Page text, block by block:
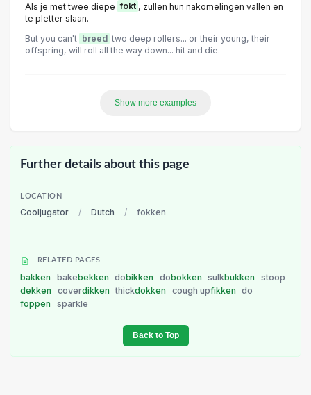
Als je met twee diepe fokt , zullen hun nakomelingen vallen en
te pletter slaan.
But you can't breed two deep rollers... or their young, their
offspring, will roll all the way down... hit and die.
Show more examples
Further details about this page
LOCATION
Cooljugator / Dutch / fokken
RELATED PAGES
bakken bakebekken dobikken dobokken sulkbukken
stoop
dekken
coverdikken thickdokken cough upfikken
do
foppen
sparkle
Back to Top